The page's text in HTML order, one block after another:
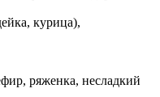
курица),
ряженка, несладкий